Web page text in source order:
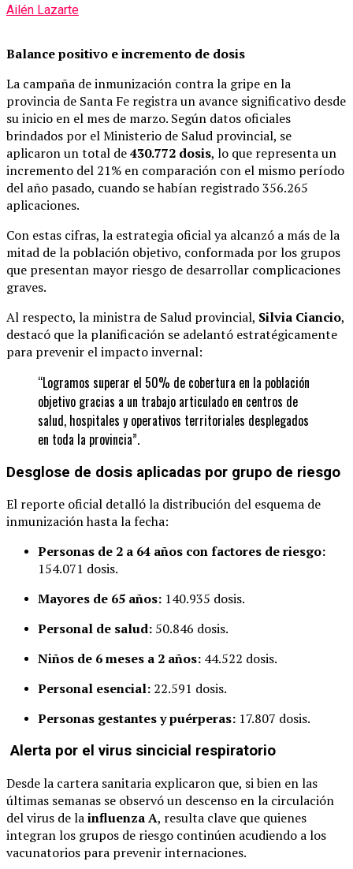
Ailén Lazarte
Balance positivo e incremento de dosis
La campaña de inmunización contra la gripe en la
provincia de Santa Fe registra un avance significativo desde
su inicio en el mes de marzo. Según datos oficiales
brindados por el Ministerio de Salud provincial, se
aplicaron un total de430.772 dosis, lo que representa un
incremento del 21% en comparación con el mismo período
del año pasado, cuando se habían registrado 356.265
aplicaciones.
Con estas cifras, la estrategia oficial ya alcanzó a más de la
mitad de la población objetivo, conformada por los grupos
que presentan mayor riesgo de desarrollar complicaciones
graves.
Al respecto, la ministra de Salud provincial, Silvia Ciancio,
destacó que la planificación se adelantó estratégicamente
para prevenir el impacto invernal:
“Logramos superar el 50% de cobertura en la población
objetivo gracias a un trabajo articulado en centros de
salud, hospitales y operativos territoriales desplegados
en toda la provincia”.
Desglose de dosis aplicadas por grupo de riesgo
El reporte oficial detalló la distribución del esquema de
inmunización hasta la fecha:
Personas de 2 a 64 años con factores de riesgo:
154.071 dosis.
Mayores de 65 años: 140.935 dosis.
Personal de salud: 50.846 dosis.
Niños de 6 meses a 2 años: 44.522 dosis.
Personal esencial: 22.591 dosis.
Personas gestantes y puérperas: 17.807 dosis.
Alerta por el virus sincicial respiratorio
Desde la cartera sanitaria explicaron que, si bien en las
últimas semanas se observó un descenso en la circulación
del virus de lainfluenza A, resulta clave que quienes
integran los grupos de riesgo continúen acudiendo a los
vacunatorios para prevenir internaciones.